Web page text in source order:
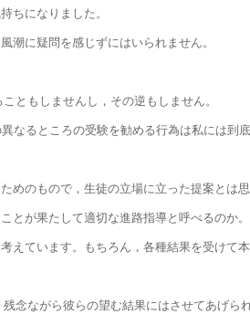
ちになりました。
潮に疑問を感じずにはいられません。
ともしませんし，その逆もしません。
るところの受験を勧める行為は私には到底
のもので，生徒の立場に立った提案とは
とが果たして適切な進路指導と呼べるのか。
ています。もちろん，各種結果を受けて
念ながら彼らの望む結果にはさせてあげら